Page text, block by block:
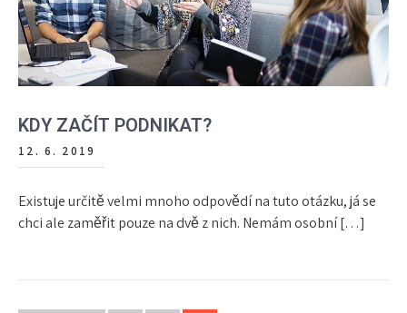
KDY ZAČÍT PODNIKAT?
12. 6. 2019
Existuje určitě velmi mnoho odpovědí na tuto otázku, já se
chci ale zaměřit pouze na dvě z nich. Nemám osobní […]